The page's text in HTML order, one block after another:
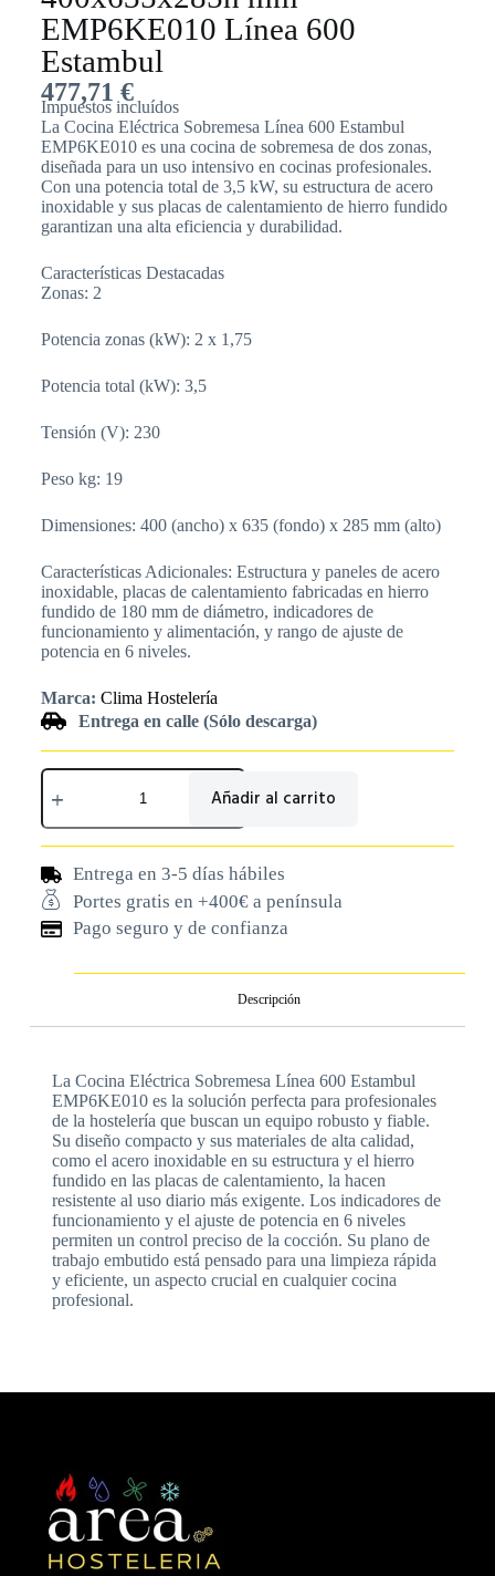
EMP6KE010 Línea 600
Estambul
477,71 €
Impuestos incluídos
La Cocina Eléctrica Sobremesa Línea 600 Estambul
EMP6KE010 es una cocina de sobremesa de dos zonas,
diseñada para un uso intensivo en cocinas profesionales.
Con una potencia total de 3,5 kW, su estructura de acero
inoxidable y sus placas de calentamiento de hierro fundido
garantizan una alta eficiencia y durabilidad.
Características Destacadas
Zonas: 2
Potencia zonas (kW): 2 x 1,75
Potencia total (kW): 3,5
Tensión (V): 230
Peso kg: 19
Dimensiones: 400 (ancho) x 635 (fondo) x 285 mm (alto)
Características Adicionales: Estructura y paneles de acero
inoxidable, placas de calentamiento fabricadas en hierro
fundido de 180 mm de diámetro, indicadores de
funcionamiento y alimentación, y rango de ajuste de
potencia en 6 niveles.
Marca: Clima Hostelería
Entrega en calle (Sólo descarga)
Añadir al carrito
Entrega en 3-5 días hábiles
Portes gratis en +400€ a península
Pago seguro y de confianza
Descripción
La Cocina Eléctrica Sobremesa Línea 600 Estambul
EMP6KE010 es la solución perfecta para profesionales
de la hostelería que buscan un equipo robusto y fiable.
Su diseño compacto y sus materiales de alta calidad,
como el acero inoxidable en su estructura y el hierro
fundido en las placas de calentamiento, la hacen
resistente al uso diario más exigente. Los indicadores de
funcionamiento y el ajuste de potencia en 6 niveles
permiten un control preciso de la cocción. Su plano de
trabajo embutido está pensado para una limpieza rápida
y eficiente, un aspecto crucial en cualquier cocina
profesional.